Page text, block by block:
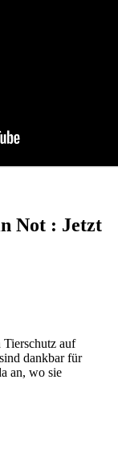
Not : Jetzt
auf
dankbar für
an, wo sie